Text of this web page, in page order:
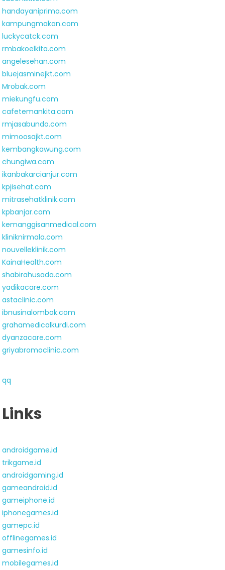
handayaniprima.com
kampungmakan.com
luckycatck.com
rmbakoelkita.com
angelesehan.com
bluejasminejkt.com
Mrobak.com
miekungfu.com
cafetemankita.com
rmjasabundo.com
mimoosajkt.com
kembangkawung.com
chungiwa.com
ikanbakarcianjur.com
kpjisehat.com
mitrasehatklinik.com
kpbanjar.com
kemanggisanmedical.com
kliniknirmala.com
nouvelleklinik.com
KainaHealth.com
shabirahusada.com
yadikacare.com
astaclinic.com
ibnusinalombok.com
grahamedicalkurdi.com
dyanzacare.com
griyabromoclinic.com
qq
Links
androidgame.id
trikgame.id
androidgaming.id
gameandroid.id
gameiphone.id
iphonegames.id
gamepc.id
offlinegames.id
gamesinfo.id
mobilegames.id